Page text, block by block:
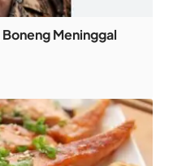
Meninggal